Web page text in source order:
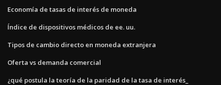
Economía de tasas de interés de moneda
Índice de dispositivos médicos de ee. uu.
Tipos de cambio directo en moneda extranjera
Oferta vs demanda comercial
¿qué postula la teoría de la paridad de la tasa de interés_